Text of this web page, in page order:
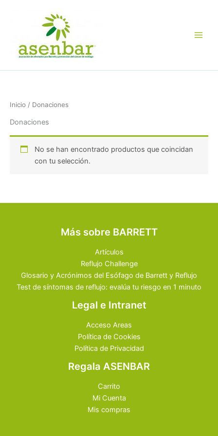
Inicio / Donaciones
Donaciones
No se han encontrado productos que coincidan
con tu selección.
Más sobre BARRETT
Artículos
Reflujo Challenge
Glosario y Acrónimos del Esófago de Barrett y Reflujo
Test de síntomas de reflujo: evalúa tu riesgo en 1 minuto
Legal e Intranet
Acceso Areas
Política de Cookies
Política de Privacidad
Regala ASENBAR
Carrito
Mi Cuenta
Mis compras